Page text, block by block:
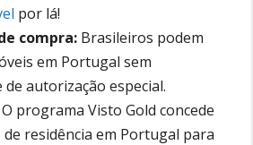
por lá!
compra: Brasileiros podem
em Portugal sem
de autorização especial.
O programa Visto Gold concede
residência em Portugal para